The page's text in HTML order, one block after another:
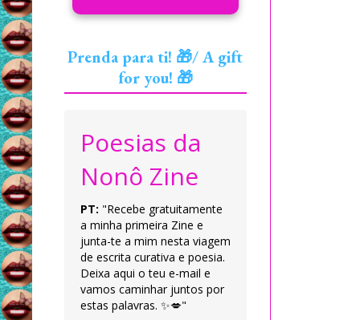
Prenda para ti! 🎁/ A gift
for you! 🎁
Poesias da
Nonô Zine
PT: "Recebe gratuitamente
a minha primeira Zine e
junta-te a mim nesta viagem
de escrita curativa e poesia.
Deixa aqui o teu e-mail e
vamos caminhar juntos por
estas palavras. ✨💋"